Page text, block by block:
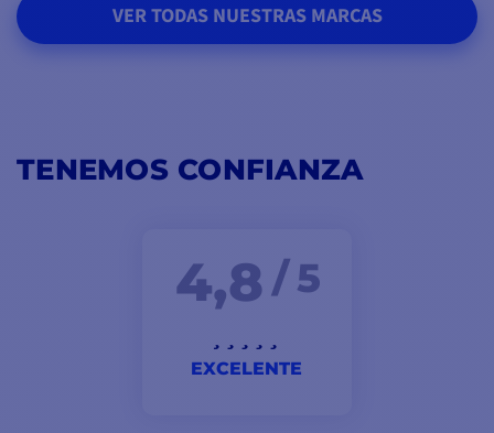
VER TODAS NUESTRAS MARCAS
TENEMOS CONFIANZA
4,8 / 5
EXCELENTE